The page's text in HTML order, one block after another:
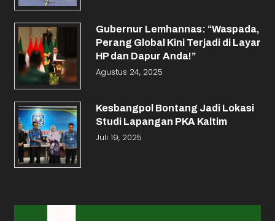
Gubernur Lemhannas: “Waspada,
Perang Global Kini Terjadi di Layar
HP dan Dapur Anda!”
Agustus 24, 2025
Kesbangpol Bontang Jadi Lokasi
Studi Lapangan PKA Kaltim
Juli 19, 2025